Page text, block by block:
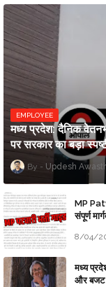
EMPLOYEE
मध्य प्रदेश: दैनिक
पर सरकार का बड़ा
Updesh
MP
संपूर्ण
8/04/
मध्य
और बजट